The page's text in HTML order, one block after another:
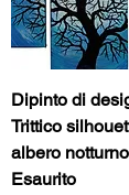
Dipinto di
Trittico
albero notturno
Esaurito